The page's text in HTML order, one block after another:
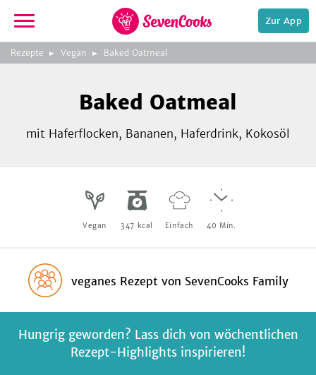
zur
Startseite
Zur App
Rezepte Vegan Baked Oatmeal
Bild
3
zeigen
Baked Oatmeal
mit Haferflocken, Bananen, Haferdrink, Kokosöl
Vegan 347 kcal Einfach 40 Min.
veganes Rezept von SevenCooks Family
Hungrig geworden? Lass dich von wöchentlichen
Rezept-Highlights inspirieren!